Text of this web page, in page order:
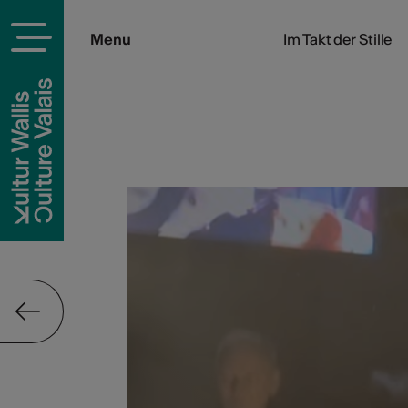
Menu Im Takt der Stille